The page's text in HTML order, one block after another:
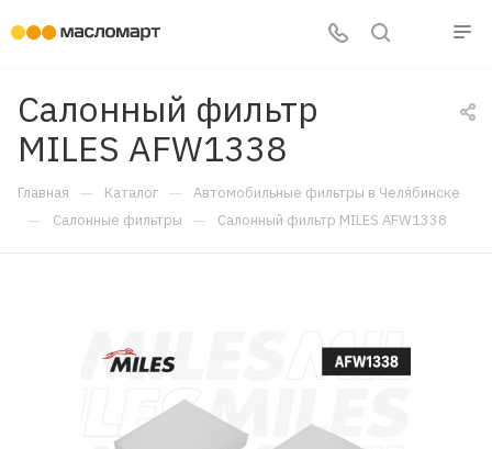
Салонный фильтр
MILES AFW1338
Главная — Каталог — Автомобильные фильтры в Челябинске
— Салонные фильтры — Салонный фильтр MILES AFW1338